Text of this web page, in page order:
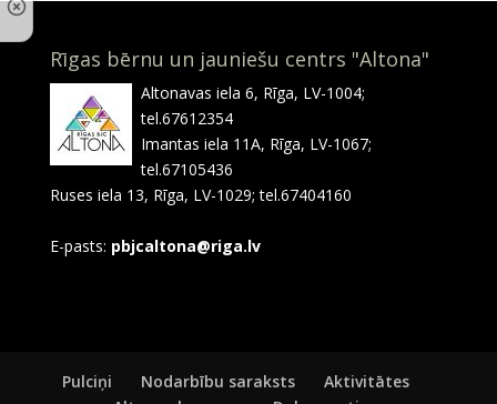
Rīgas bērnu un jauniešu centrs "Altona"
Altonavas iela 6, Rīga, LV-1004;
tel.67612354
Imantas iela 11A, Rīga, LV-1067;
tel.67105436
Ruses iela 13, Rīga, LV-1029; tel.67404160
E-pasts: pbjcaltona@riga.lv
Pulciņi Nodarbību saraksts
Aktivitātes